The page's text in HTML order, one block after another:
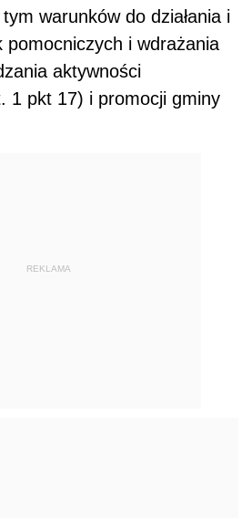
warunków do działania i
pomocniczych i wdrażania
aktywności
1 pkt 17) i promocji gminy
REKLAMA